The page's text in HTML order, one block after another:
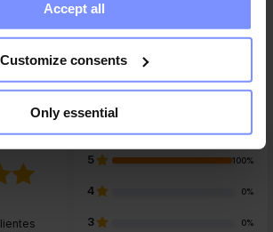
use their services. Do you agree?
Accept all
Customize consents
Only essential
y respuestas
5 100%
4 0%
3 0%